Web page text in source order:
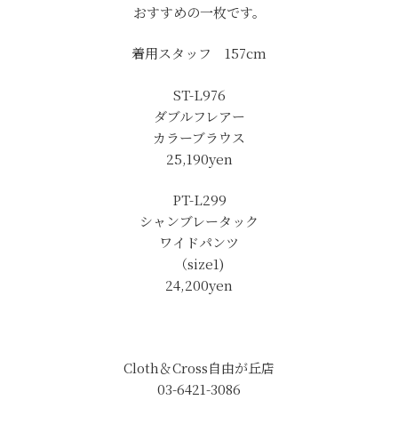
おすすめの一枚です。
着用スタッフ 157cm
ST-L976
ダブルフレアー
カラーブラウス
25,190yen
PT-L299
シャンブレータック
ワイドパンツ
（size1)
24,200yen
Cloth＆Cross自由が丘店
03-6421-3086